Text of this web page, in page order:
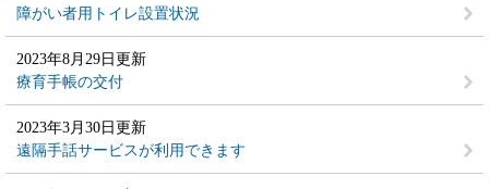
障がい者用トイレ設置状況
2023年8月29日更新
療育手帳の交付
2023年3月30日更新
遠隔手話サービスが利用できます